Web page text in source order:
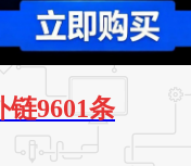
链9601条